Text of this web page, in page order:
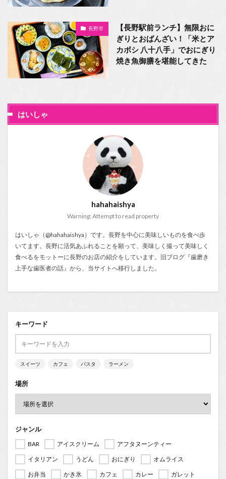
長野市
【長野駅前ランチ】無限おに
ぎりとおばんざい！「米とア
カボシ 八十八手」でおにぎり
焼き魚御膳を堪能してきた
はいしゃ
hahahaishya
Warning: Attempt to read property
はいしゃ（@hahahaishya）です。長野を中心に美味しいものを食べ歩
いてます。長野に活気あふれることを願って、美味しく撮って美味しく
食べるをモットーに長野のお店の紹介をしています。旧ブログ『歯磨き
上手な歯医者の話』から、当サイトへ移行しました。
キーワード
スイーツ カフェ パスタ ラーメン
場所
ジャンル
BAR アイスクリーム
アフタヌーンティー
イタリアン
うどん おにぎり
オムライス
お弁当
かき氷 カフェ カレー
ガレット